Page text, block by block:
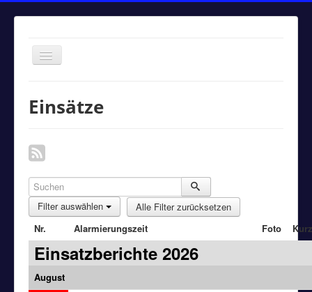
Navigation
an/aus
Einsätze
Über uns
Fuhrpark
Bürgerinformationen
Kontakt
Impressum
Einsätze
Filter auswählen
Alle Filter zurücksetzen
Nr.
Alarmierungszeit Foto
Einsatzberichte 2026
August